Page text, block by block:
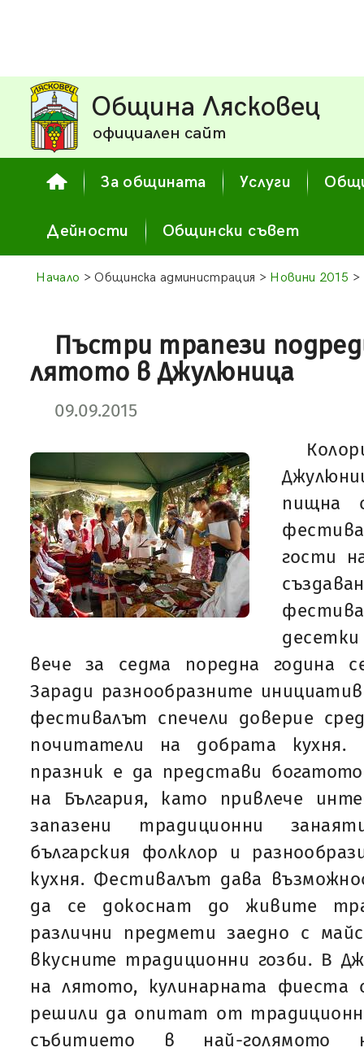
Община Лясковец
официален сайт
За общината Услуги
Дейности Общински съвет
Начало > Общинска администрация > Новини 2015 >
Пъстри трапези
лятото в Джулюница
09.09.2015
пищна
гости
вече за седма поредна година
Заради разнообразните
фестивалът спечели доверие
почитатели на добрата кухня.
празник е да представи
на България, като привлече
запазени традиционни
българския фолклор и
кухня. Фестивалът дава
да се докоснат до живите
различни предмети заедно с
вкусните традиционни гозби. В
на лятото, кулинарната фиеста
решили да опитат от
събитието в най-голямото